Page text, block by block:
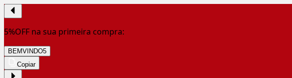
5%OFF na sua primeira compra:
BEMVINDO5
Copiar